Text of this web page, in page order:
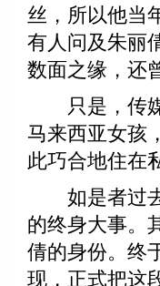
丝，所以他当
有人问及朱丽
数面之缘，还
只是，传媒
马来西亚女孩
此巧合地住在
如是者过去
的终身大事。
倩的身份。终
现，正式把这